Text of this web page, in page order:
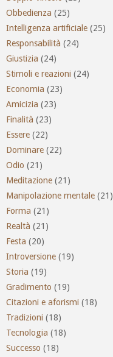
Obbedienza (25)
Intelligenza artificiale (25)
Responsabilità (24)
Giustizia (24)
Stimoli e reazioni (24)
Economia (23)
Amicizia (23)
Finalità (23)
Essere (22)
Dominare (22)
Odio (21)
Meditazione (21)
Manipolazione mentale (21)
Forma (21)
Realtà (21)
Festa (20)
Introversione (19)
Storia (19)
Gradimento (19)
Citazioni e aforismi (18)
Tradizioni (18)
Tecnologia (18)
Successo (18)